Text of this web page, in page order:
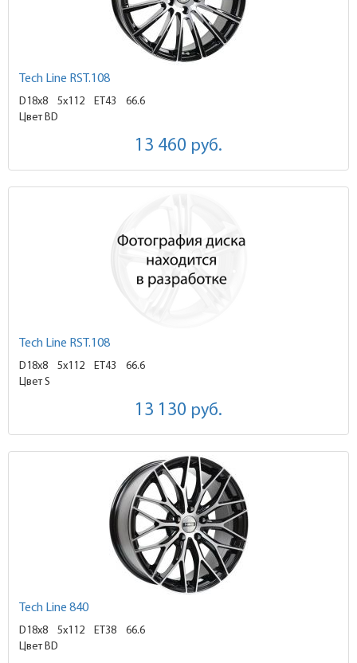
Tech Line RST.108
D18x8 5x112 ET43
66.6
Цвет BD
13 460 руб.
Tech Line RST.108
D18x8 5x112 ET43
66.6
Цвет S
13 130 руб.
Tech Line 840
D18x8 5x112 ET38
66.6
Цвет BD